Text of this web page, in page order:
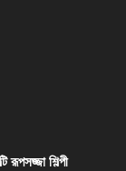
রূপসজ্জা শিল্পী